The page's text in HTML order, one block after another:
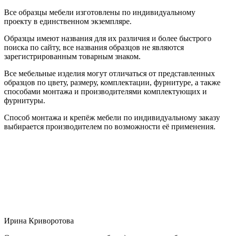
Все образцы мебели изготовлены по индивидуальному
проекту в единственном экземпляре.
Образцы имеют названия для их различия и более быстрого
поиска по сайту, все названия образцов не являются
зарегистрированным товарным знаком.
Все мебельные изделия могут отличаться от представленных
образцов по цвету, размеру, комплектации, фурнитуре, а также
способами монтажа и производителями комплектующих и
фурнитуры.
Способ монтажа и крепёж мебели по индивидуальному заказу
выбирается производителем по возможности её применения.
Ирина Криворотова